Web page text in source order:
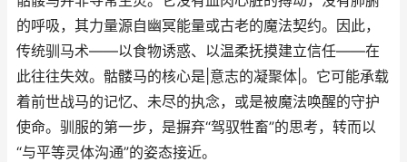
的呼吸，其力量源自幽冥能量或古老的魔法契约。因此，
传统驯马术——以食物诱惑、以温柔抚摸建立信任——在
此往往失效。骷髅马的核心是|意志的凝聚体|。它可能承载
着前世战马的记忆、未尽的执念，或是被魔法唤醒的守护
使命。驯服的第一步，是摒弃“驾驭牲畜”的思考，转而以
“与平等灵体沟通”的姿态接近。